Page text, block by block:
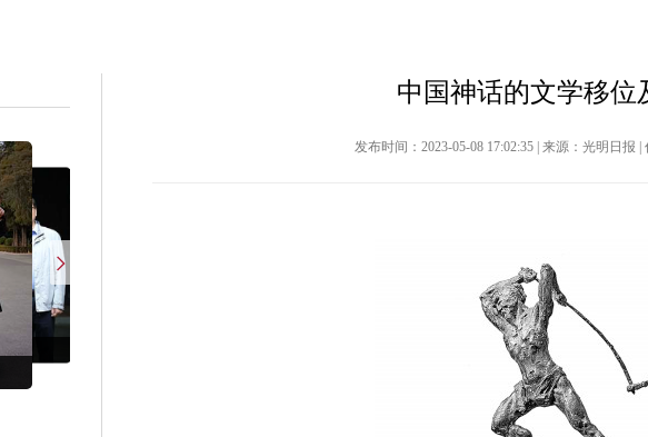
中国神话的文学移位
发布时间：2023-05-08 17:02:35 | 来源：光明日报